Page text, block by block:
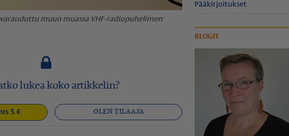
muun muassa VHF-radiopuhelimen
lukea koko artikkelin?
5 € OLEN TILAAJA
Pääkirjoitukset
BLOGIT